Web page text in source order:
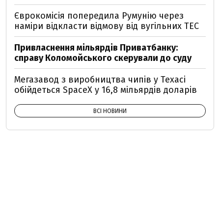
Єврокомісія попередила Румунію через
наміри відкласти відмову від вугільних ТЕС
Привласнення мільярдів Приватбанку:
справу Коломойського скерували до суду
Мегазавод з виробництва чипів у Техасі
обійдеться SpaceX у 16,8 мільярдів доларів
ВСІ НОВИНИ